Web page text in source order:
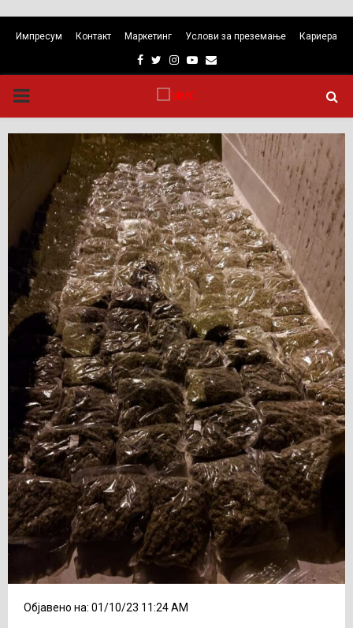
Импресум Контакт Маркетинг Услови за преземање Кариера
Facebook
TwitterInstagram
Youtube
Email
PRIMARY
MENU
Објавено на: 01/10/23 11:24 AM